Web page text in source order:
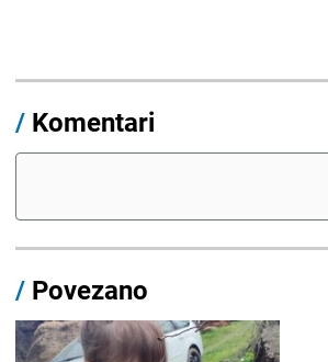
/ Komentari
/ Povezano